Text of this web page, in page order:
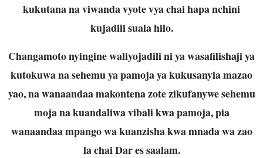
kukutana na viwanda vyote vya chai hapa nchini
kujadili suala hilo.
Changamoto nyingine waliyojadili ni ya wasafilishaji ya
kutokuwa na sehemu ya pamoja ya kukusanyia mazao
yao, na wanaandaa makontena zote zikufanywe sehemu
moja na kuandaliwa vibali kwa pamoja, pia
wanaandaa mpango wa kuanzisha kwa mnada wa zao
la chai Dar es saalam.